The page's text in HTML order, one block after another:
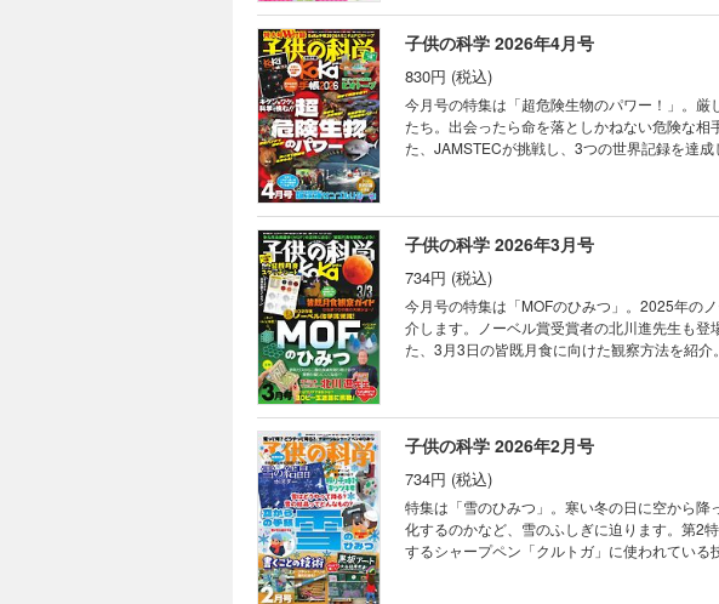
士の縁側科学教室 第29話 壊れた傘を修理し
ミステリーツアー16 いざ、南極の地へ ［とじ
集］いますぐやりたくなる！ 遊びながらわか
界 ［特集］「小中学生トコトンチャレンジ
まつぶし実験室 なぜ？ なぜ？ どうして？ ビ
の不思議な植物 ラフレシア たくさん知って
スト こんなの撮れた！ ポケデン カゲブンシ
道 縦断勾配錯視（実践編） 学校でも塾でも教
はどうする？ キミのひらめきが形になる！
15 因縁の敵、現る!? ［とじ込み付録]いろん
子供の科学 2026年4月号
830円 (税込)
今月号の特集は「超危険生物のパワー！」。
たち。出会ったら命を落としかねない危険な
た、JAMSTECが挑戦し、3つの世界記録を達
プレ！ ［特集］キケンなワケに科学で挑む！
い海からの超深海サンプルリターン KoKa手帳
場 エスコンフィールドHOKKAIDO おうちや
ぜ？ どうして？ ビーカーくんがゆく ビーカ
たくさん知って、もっと会いたくなる 動物
信 空から観察する北極のクジラたち 宇宙は
デン トキドキサクラフブキ 読者の写真コン
モージャ博士の縁側科学教室 第27話 ジャガ
ミステリー・ツアー 気象ミステリーツアー
チュア生きもの観察 ビオトープ ［別冊付録］
子供の科学 2026年3月号
734円 (税込)
今月号の特集は「MOFのひみつ」。2025年の
介します。ノーベル賞受賞者の北川進先生も
た、3月3日の皆既月食に向けた観察方法を紹
年ノーベル化学賞受賞！ どんな物質？ どんな
ー 3月3日の皆既月食を見よう！ おうちや教室
どうして？ ビーカーくんがゆく ビーカーく
果発表会開催！ 世界の不思議な植物 ハネフ
ショウウオ 読者の写真コンテスト こんなの
く、宇宙を見渡す窓 錯覚道 背景写真につら
き残るための「応急手当」を覚える！ キミ
子供の科学 2026年2月号
734円 (税込)
特集は「雪のひみつ」。寒い冬の日に空から
化するのかなど、雪のふしぎに迫ります。第2
するシャープペン「クルトガ」に使われてい